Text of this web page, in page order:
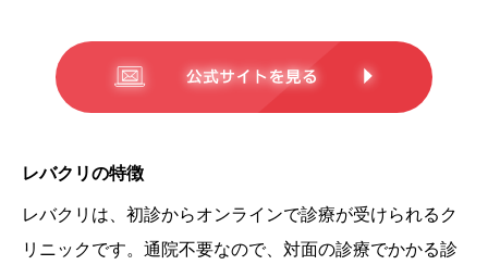
レバクリの特徴
レバクリは、初診からオンラインで診療が受けられるク
リニックです。通院不要なので、対面の診療でかかる診